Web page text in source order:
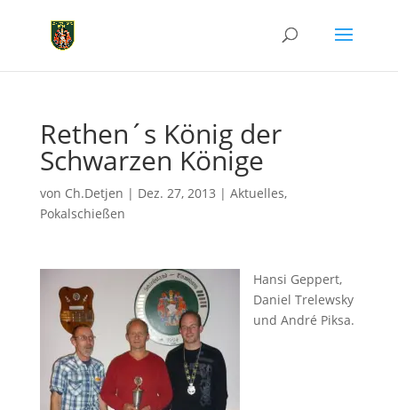
Rethen´s König der
Schwarzen Könige
von Ch.Detjen | Dez. 27, 2013 | Aktuelles,
Pokalschießen
Hansi Geppert,
Daniel Trelewsky
und André Piksa.